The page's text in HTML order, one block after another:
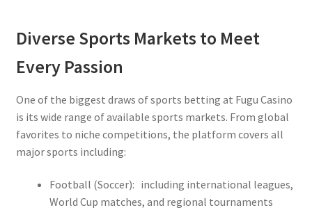
Diverse Sports Markets to Meet
Every Passion
One of the biggest draws of sports betting at Fugu Casino
is its wide range of available sports markets. From global
favorites to niche competitions, the platform covers all
major sports including:
Football (Soccer): including international leagues,
World Cup matches, and regional tournaments